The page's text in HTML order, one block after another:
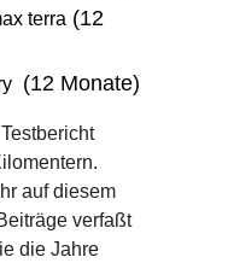
terra(12
(12 Monate)
auf diesem
verfaßt
die Jahre